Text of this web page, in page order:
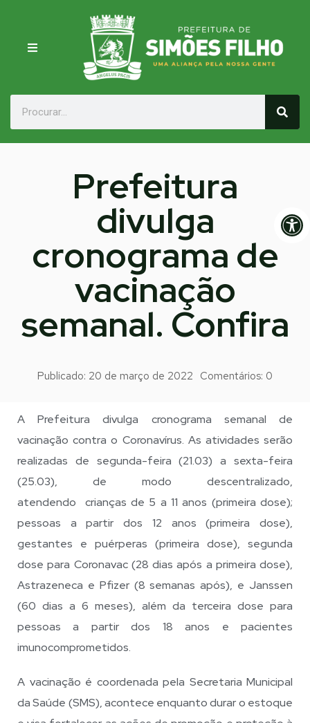
Prefeitura
divulga
cronograma de
vacinação
semanal. Confira
Publicado: 20 de março de 2022 Comentários: 0
A Prefeitura divulga cronograma semanal de
vacinação contra o Coronavírus. As atividades serão
realizadas de segunda-feira (21.03) a sexta-feira
(25.03), de modo descentralizado,
atendendo crianças de 5 a 11 anos (primeira dose);
pessoas a partir dos 12 anos (primeira dose),
gestantes e puérperas (primeira dose), segunda
dose para Coronavac (28 dias após a primeira dose),
Astrazeneca e Pfizer (8 semanas após), e Janssen
(60 dias a 6 meses), além da terceira dose para
pessoas a partir dos 18 anos e pacientes
imunocomprometidos.
A vacinação é coordenada pela Secretaria Municipal
da Saúde (SMS), acontece enquanto durar o estoque